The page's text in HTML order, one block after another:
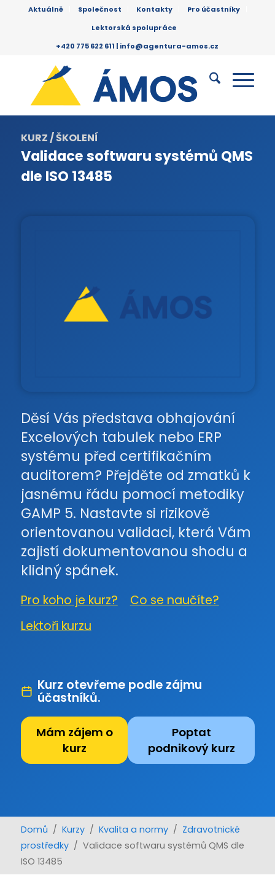
Aktuálně Společnost Kontakty
Pro účastníky
Lektorská spolupráce
+420 775 622 611 | info@agentura-amos.cz
KURZ / ŠKOLENÍ
Validace softwaru systémů QMS
dle ISO 13485
Děsí Vás představa obhajování
Excelových tabulek nebo ERP
systému před certifikačním
auditorem? Přejděte od zmatků k
jasnému řádu pomocí metodiky
GAMP 5. Nastavte si rizikově
orientovanou validaci, která Vám
zajistí dokumentovanou shodu a
klidný spánek.
Pro koho je kurz?
Co se naučíte?
Lektoři kurzu
Kurz otevřeme podle zájmu
účastníků.
Mám zájem o
kurz
Poptat
podnikový kurz
Domů/ Kurzy/ Kvalita a normy/ Zdravotnické
prostředky/ Validace softwaru systémů QMS dle
ISO 13485